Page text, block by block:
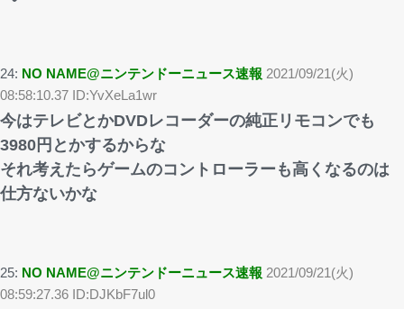
24: NO NAME@ニンテンドーニュース速報 2021/09/21(火)
08:58:10.37 ID:YvXeLa1wr
今はテレビとかDVDレコーダーの純正リモコンでも
3980円とかするからな
それ考えたらゲームのコントローラーも高くなるのは
仕方ないかな
25: NO NAME@ニンテンドーニュース速報 2021/09/21(火)
08:59:27.36 ID:DJKbF7ul0